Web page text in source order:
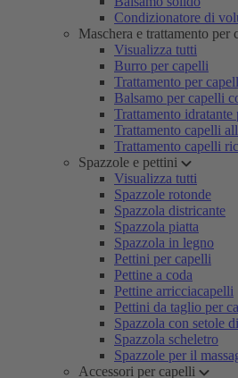
Condizionatore di
Maschera e trattamento per
Visualizza tutti
Burro per capelli
Trattamento per
Balsamo per capelli
Trattamento idratante
Trattamento capelli
Trattamento capelli
Spazzole e pettini
Visualizza tutti
Spazzole rotonde
Spazzola districante
Spazzola piatta
Spazzola in legno
Pettini per capelli
Pettine a coda
Pettine arricciacapelli
Pettini da taglio per
Spazzola con setole
Spazzola scheletro
Spazzole per il
Accessori per capelli